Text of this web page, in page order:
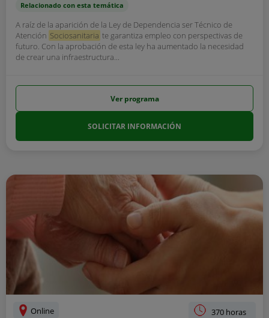
Relacionado con esta temática
A raíz de la aparición de la Ley de Dependencia ser Técnico de
Atención Sociosanitaria te garantiza empleo con perspectivas de
futuro. Con la aprobación de esta ley ha aumentado la necesidad
de crear una infraestructura...
Ver programa
SOLICITAR INFORMACIÓN
Online 370 horas